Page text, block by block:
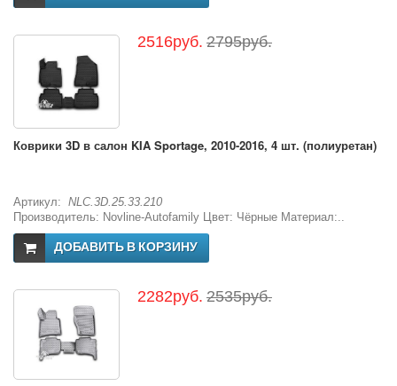
2516руб. 2795руб.
Коврики 3D в салон KIA Sportage, 2010-2016, 4 шт. (полиуретан)
Артикул: NLC.3D.25.33.210
Производитель: Novline-Autofamily Цвет: Чёрные Материал:..
ДОБАВИТЬ В КОРЗИНУ
2282руб. 2535руб.